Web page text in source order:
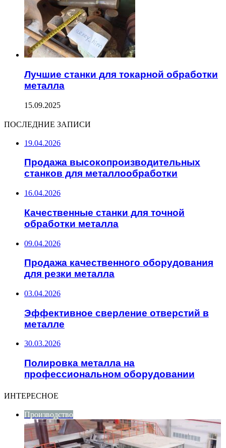
Лучшие станки для токарной обработки
металла
15.09.2025
ПОСЛЕДНИЕ ЗАПИСИ
19.04.2026
Продажа высокопроизводительных
станков для металлообработки
16.04.2026
Качественные станки для точной
обработки металла
09.04.2026
Продажа качественного оборудования
для резки металла
03.04.2026
Эффективное сверление отверстий в
металле
30.03.2026
Полировка металла на
профессиональном оборудовании
ИНТЕРЕСНОЕ
Производство